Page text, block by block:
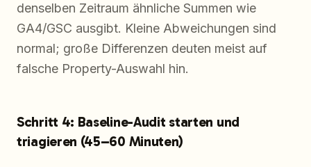
denselben Zeitraum ähnliche Summen wie
GA4/GSC ausgibt. Kleine Abweichungen sind
normal; große Differenzen deuten meist auf
falsche Property-Auswahl hin.
Schritt 4: Baseline-Audit starten und
triagieren (45–60 Minuten)